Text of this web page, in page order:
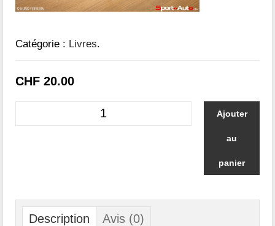
Catégorie : Livres.
CHF 20.00
Ajouter
au
panier
Description Avis (0)